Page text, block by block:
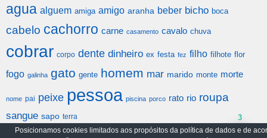
agua alguem amiga amigo aranha beber bicho boca
cabelo cachorro carne casamento cavalo chuva
cobrar corpo dente dinheiro ex festa fez filho filhote flor
fogo galinha gato gente homem mar marido monte morte
nome pai peixe pessoa piscina porco rato rio roupa
sangue sapo terra
Posicionamos cookies limitados aos propósitos da política de dados e de
3